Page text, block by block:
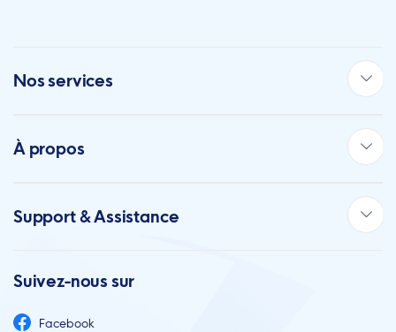
Nos services
À propos
Support & Assistance
Suivez-nous sur
Facebook